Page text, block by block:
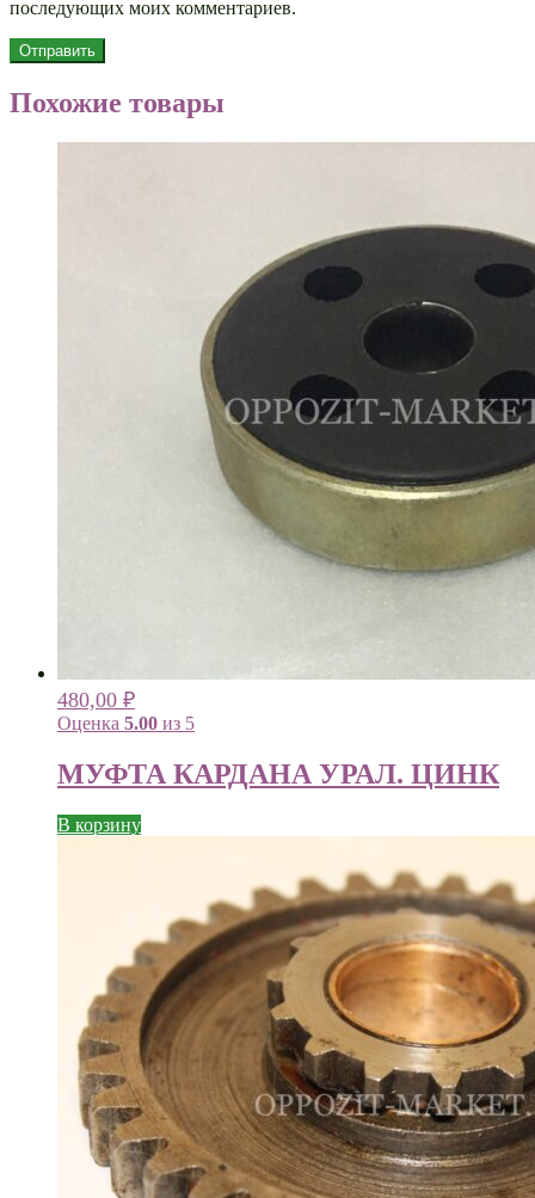
последующих моих комментариев.
Похожие товары
480,00 ₽
Оценка 5.00 из 5
МУФТА КАРДАНА УРАЛ. ЦИНК
В корзину